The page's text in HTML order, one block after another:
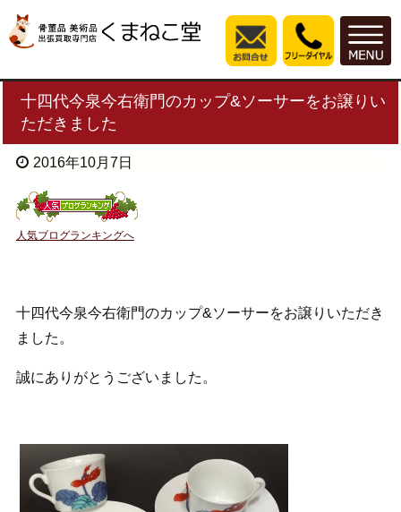
十四代今泉今右衛門のカップ&ソーサーをお譲りい
ただきました
2016年10月7日
人気ブログランキングへ
十四代今泉今右衛門のカップ&ソーサーをお譲りいただき
ました。
誠にありがとうございました。